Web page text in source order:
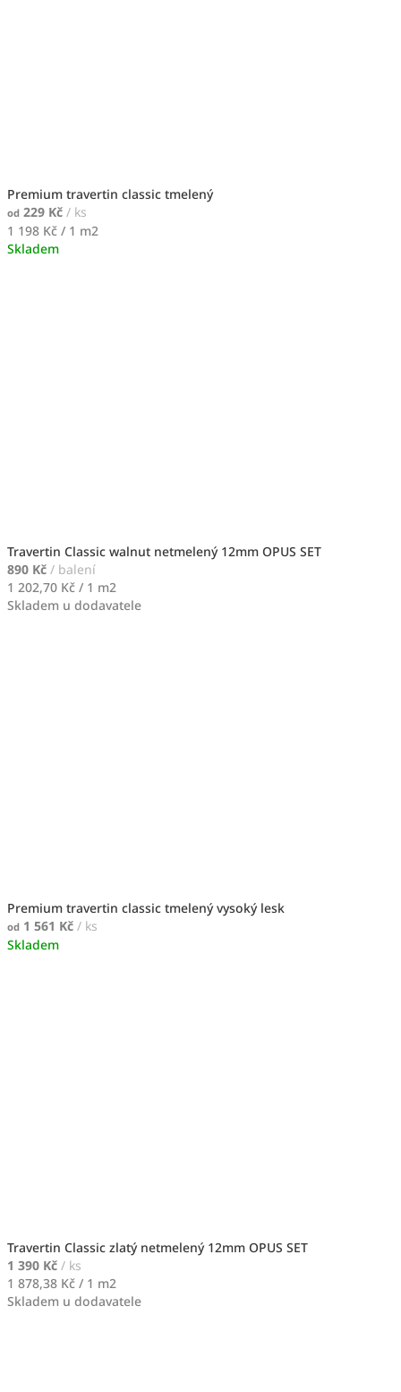
Premium travertin classic tmelený
od 229 Kč / ks
Měrná
cena:
1 198 Kč / 1 m2
Skladem
Travertin Classic walnut netmelený 12mm OPUS SET
890 Kč / balení
Měrná
cena:
1 202,70 Kč / 1 m2
Skladem u dodavatele
Premium travertin classic tmelený vysoký lesk
od 1 561 Kč / ks
Skladem
Travertin Classic zlatý netmelený 12mm OPUS SET
1 390 Kč / ks
Měrná
cena:
1 878,38 Kč / 1 m2
Skladem u dodavatele